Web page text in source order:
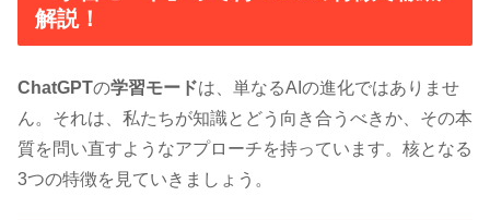
解説！
ChatGPTの学習モードは、単なるAIの進化ではありませ
ん。それは、私たちが知識とどう向き合うべきか、その本
質を問い直すようなアプローチを持っています。核となる
3つの特徴を見ていきましょう。